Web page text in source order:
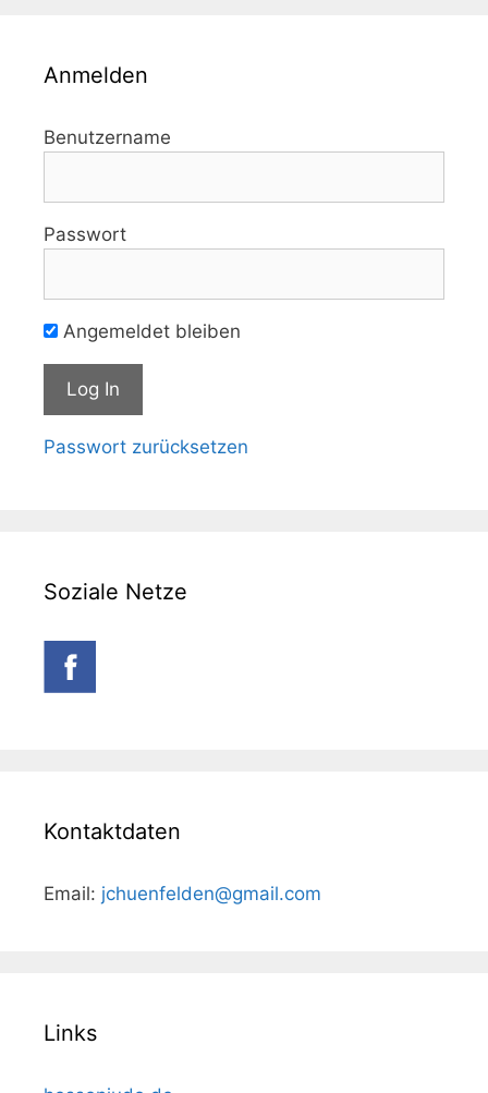
Anmelden
Benutzername
Passwort
Angemeldet bleiben
Passwort zurücksetzen
Soziale Netze
Kontaktdaten
Email: jchuenfelden@gmail.com
Links